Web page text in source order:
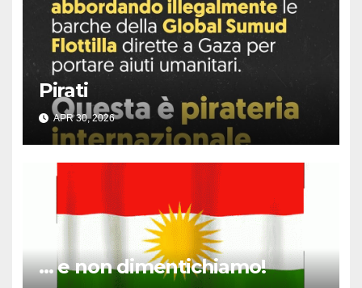
Pirati
APR 30, 2026
… e non dimentichiamo!